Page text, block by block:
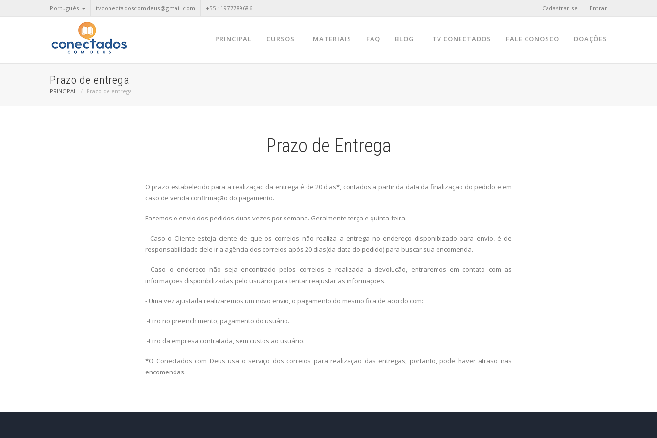
Português tvconectadoscomdeus@gmail.com +55 11977789686 Entrar
Cadastrar-se
PRINCIPAL CURSOS MATERIAIS FAQ BLOG TV CONECTADOS FALE CONOSCO DOAÇÕES
Prazo de entrega
PRINCIPAL Prazo de entrega
Prazo de Entrega
O prazo estabelecido para a realização da entrega é de 20 dias*, contados a partir da data da finalização do pedido e em
caso de venda confirmação do pagamento.
Fazemos o envio dos pedidos duas vezes por semana. Geralmente terça e quinta-feira.
- Caso o Cliente esteja ciente de que os correios não realiza a entrega no endereço disponibizado para envio, é de
responsabilidade dele ir a agência dos correios após 20 dias(da data do pedido) para buscar sua encomenda.
- Caso o endereço não seja encontrado pelos correios e realizada a devolução, entraremos em contato com as
informações disponibilizadas pelo usuário para tentar reajustar as informações.
- Uma vez ajustada realizaremos um novo envio, o pagamento do mesmo fica de acordo com:
-Erro no preenchimento, pagamento do usuário.
-Erro da empresa contratada, sem custos ao usuário.
*O Conectados com Deus usa o serviço dos correios para realização das entregas, portanto, pode haver atraso nas
encomendas.